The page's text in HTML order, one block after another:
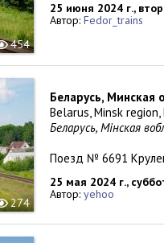
454
25 июня 2024 г.,
Автор: Fedor_trains
274
Беларусь, Минская
Belarus, Minsk
Беларусь, Мінская
Поезд № 6691
25 мая 2024 г.,
Автор: yehoo